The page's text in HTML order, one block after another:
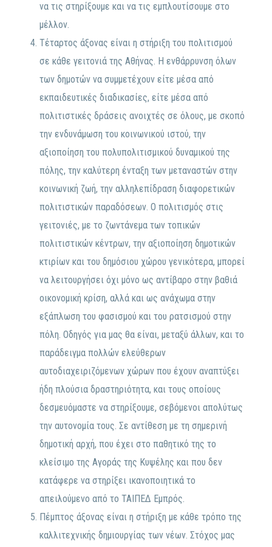
να τις στηρίξουμε και να τις εμπλουτίσουμε στο
μέλλον.
Τέταρτος άξονας είναι η στήριξη του πολιτισμού
σε κάθε γειτονιά της Αθήνας. Η ενθάρρυνση όλων
των δημοτών να συμμετέχουν είτε μέσα από
εκπαιδευτικές διαδικασίες, είτε μέσα από
πολιτιστικές δράσεις ανοιχτές σε όλους, με σκοπό
την ενδυνάμωση του κοινωνικού ιστού, την
αξιοποίηση του πολυπολιτισμικού δυναμικού της
πόλης, την καλύτερη ένταξη των μεταναστών στην
κοινωνική ζωή, την αλληλεπίδραση διαφορετικών
πολιτιστικών παραδόσεων. Ο πολιτισμός στις
γειτονιές, με το ζωντάνεμα των τοπικών
πολιτιστικών κέντρων, την αξιοποίηση δημοτικών
κτιρίων και του δημόσιου χώρου γενικότερα, μπορεί
να λειτουργήσει όχι μόνο ως αντίβαρο στην βαθιά
οικονομική κρίση, αλλά και ως ανάχωμα στην
εξάπλωση του φασισμού και του ρατσισμού στην
πόλη. Οδηγός για μας θα είναι, μεταξύ άλλων, και το
παράδειγμα πολλών ελεύθερων
αυτοδιαχειριζόμενων χώρων που έχουν αναπτύξει
ήδη πλούσια δραστηριότητα, και τους οποίους
δεσμευόμαστε να στηρίξουμε, σεβόμενοι απολύτως
την αυτονομία τους. Σε αντίθεση με τη σημερινή
δημοτική αρχή, που έχει στο παθητικό της το
κλείσιμο της Αγοράς της Κυψέλης και που δεν
κατάφερε να στηρίξει ικανοποιητικά το
απειλούμενο από το ΤΑΙΠΕΔ Εμπρός.
Πέμπτος άξονας είναι η στήριξη με κάθε τρόπο της
καλλιτεχνικής δημιουργίας των νέων. Στόχος μας